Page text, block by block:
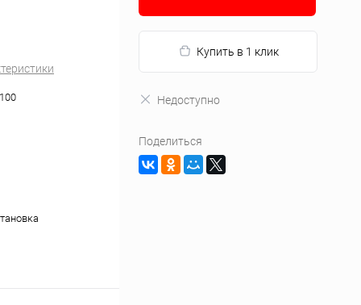
Купить в 1 клик
Недоступно
Поделиться